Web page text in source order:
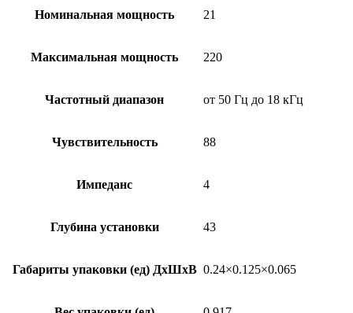
Номинальная мощность 21
Максимальная мощность 220
Частотный диапазон от 50 Гц до 18 кГц
Чувствительность 88
Импеданс 4
Глубина установки 43
Габариты упаковки (ед) ДхШхВ 0.24×0.125×0.065